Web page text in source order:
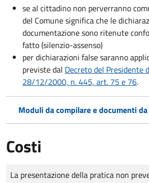
se al cittadino non perverranno
del Comune significa che le
documentazione sono ritenute
fatto (silenzio-assenso)
per dichiarazioni false saranno
previste dal Decreto del Presidente
28/12/2000, n. 445, art. 75 e 76.
Moduli da compilare e documenti
Costi
Tipo di pagamento
Importo
La presentazione della pratica non